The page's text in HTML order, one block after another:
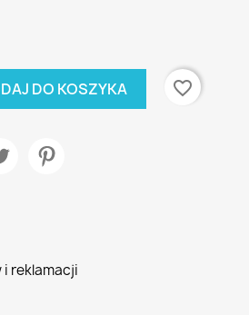
DO KOSZYKA favorite_border
reklamacji